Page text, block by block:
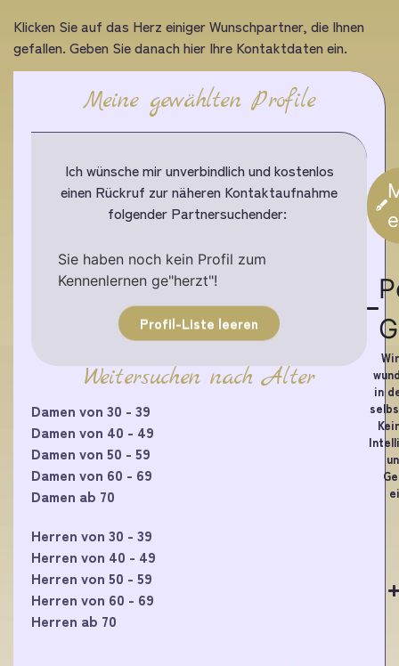
Klicken Sie auf das Herz einiger Wunschpartner, die Ihnen
gefallen. Geben Sie danach hier Ihre Kontaktdaten ein.
Meine gewählten Profile
Ich wünsche mir unverbindlich und kostenlos
einen Rückruf zur näheren Kontaktaufnahme
folgender Partnersuchender:
Sie haben noch kein Profil zum
Kennenlernen ge"herzt"!
Profil-Liste leeren
Weitersuchen nach Alter
Damen von 30 - 39
Damen von 40 - 49
Damen von 50 - 59
Damen von 60 - 69
Damen ab 70
Herren von 30 - 39
Herren von 40 - 49
Herren von 50 - 59
Herren von 60 - 69
Herren ab 70
in